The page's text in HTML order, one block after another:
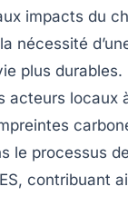
impacts du
nécessité
plus
acteurs locaux
le processus
contribuant